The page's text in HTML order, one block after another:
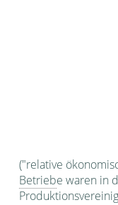
("relative
Betriebe waren in